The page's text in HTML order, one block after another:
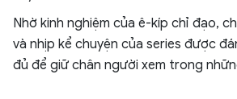
Nhờ kinh nghiệm của ê-kíp chỉ đạo,
và nhịp kể chuyện của series được
đủ để giữ chân người xem trong